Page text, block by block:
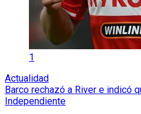
1
Actualidad
Barco rechazó a River e indicó
Independiente